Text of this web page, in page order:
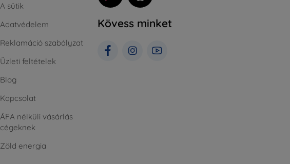
A sütik
Adatvédelem
Reklamáció szabályzat
Üzleti feltételek
Blog
Kapcsolat
ÁFA nélküli vásárlás
cégeknek
Zöld energia
Kövess minket